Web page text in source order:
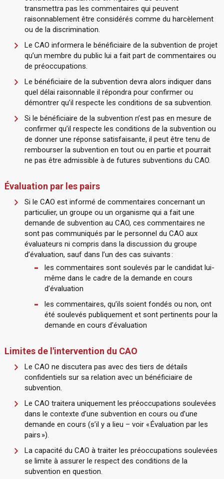
transmettra pas les commentaires qui peuvent
raisonnablement être considérés comme du harcèlement
ou de la discrimination.
Le CAO informera le bénéficiaire de la subvention de projet
qu’un membre du public lui a fait part de commentaires ou
de préoccupations.
Le bénéficiaire de la subvention devra alors indiquer dans
quel délai raisonnable il répondra pour confirmer ou
démontrer qu’il respecte les conditions de sa subvention.
Si le bénéficiaire de la subvention n’est pas en mesure de
confirmer qu’il respecte les conditions de la subvention ou
de donner une réponse satisfaisante, il peut être tenu de
rembourser la subvention en tout ou en partie et pourrait
ne pas être admissible à de futures subventions du CAO.
Évaluation par les pairs
Si le CAO est informé de commentaires concernant un
particulier, un groupe ou un organisme qui a fait une
demande de subvention au CAO, ces commentaires ne
sont pas communiqués par le personnel du CAO aux
évaluateurs ni compris dans la discussion du groupe
d’évaluation, sauf dans l’un des cas suivants :
les commentaires sont soulevés par le candidat lui-
même dans le cadre de la demande en cours
d’évaluation
les commentaires, qu’ils soient fondés ou non, ont
été soulevés publiquement et sont pertinents pour la
demande en cours d’évaluation
Limites de l'intervention du CAO
Le CAO ne discutera pas avec des tiers de détails
confidentiels sur sa relation avec un bénéficiaire de
subvention.
Le CAO traitera uniquement les préoccupations soulevées
dans le contexte d’une subvention en cours ou d’une
demande en cours (s’il y a lieu – voir « Évaluation par les
pairs »).
La capacité du CAO à traiter les préoccupations soulevées
se limite à assurer le respect des conditions de la
subvention en question.